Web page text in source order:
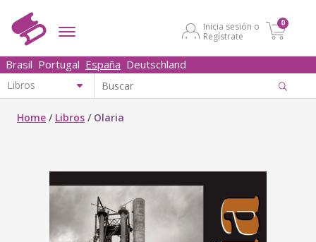
Inicia sesión o
Regístrate
0
Brasil Portugal España Deutschland
Home / Libros / Olaria